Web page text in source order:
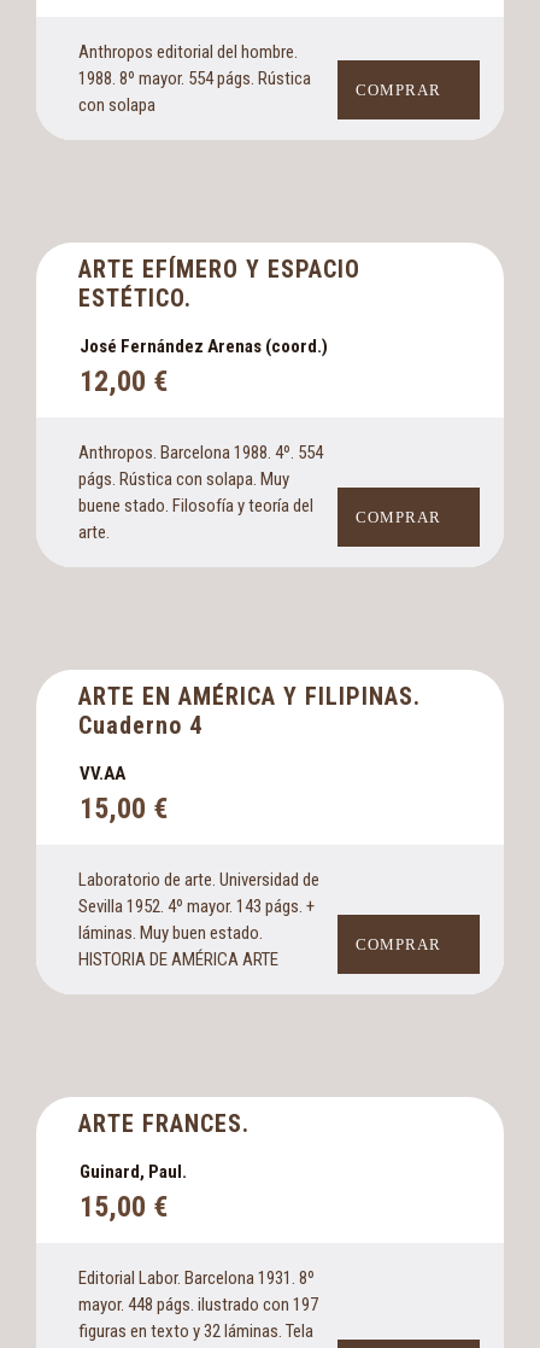
Anthropos editorial del hombre.
1988. 8º mayor. 554 págs. Rústica
con solapa
COMPRAR
ARTE EFÍMERO Y ESPACIO
ESTÉTICO.
José Fernández Arenas (coord.)
12,00 €
Anthropos. Barcelona 1988. 4º. 554
págs. Rústica con solapa. Muy
buene stado. Filosofía y teoría del
arte.
COMPRAR
ARTE EN AMÉRICA Y FILIPINAS.
Cuaderno 4
VV.AA
15,00 €
Laboratorio de arte. Universidad de
Sevilla 1952. 4º mayor. 143 págs. +
láminas. Muy buen estado.
HISTORIA DE AMÉRICA ARTE
COMPRAR
ARTE FRANCES.
Guinard, Paul.
15,00 €
Editorial Labor. Barcelona 1931. 8º
mayor. 448 págs. ilustrado con 197
figuras en texto y 32 láminas. Tela